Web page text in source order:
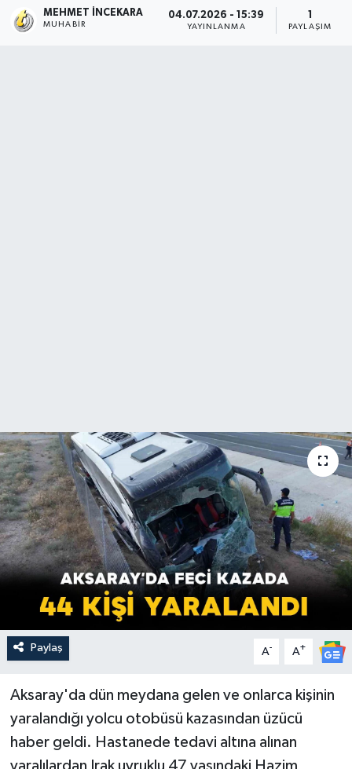
MEHMET İNCEKARA
MUHABIR
04.07.2026 - 15:39
YAYINLANMA
1
PAYLAŞIM
Paylaş A- A+
Aksaray'da dün meydana gelen ve onlarca kişinin
yaralandığı yolcu otobüsü kazasından üzücü
haber geldi. Hastanede tedavi altına alınan